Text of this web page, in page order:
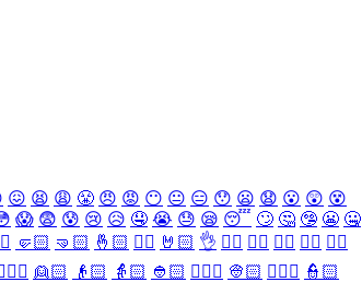
😖 😫 😩 😤 😠 😡 😶 😐 😑 😯 😦 😧 😮 😲 😵
😱 😨 😰 😢 😥 🤤 😭 😓 😪 😴 🙄 🤔 🤥 😬 🤐
🤛🏻 🤜🏻 🤞🏻 ✌🏻 🤘🏻 👌 👈🏻 👉🏻 👆🏻 👇🏻 ☝🏻
👱🏻 👴🏻 👵🏻 👲🏻 👳🏻‍♀️ 👳🏻 👮🏻‍♀️ 👮🏻